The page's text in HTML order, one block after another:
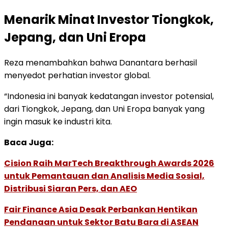
Menarik Minat Investor Tiongkok,
Jepang, dan Uni Eropa
Reza menambahkan bahwa Danantara berhasil
menyedot perhatian investor global.
“Indonesia ini banyak kedatangan investor potensial,
dari Tiongkok, Jepang, dan Uni Eropa banyak yang
ingin masuk ke industri kita.
Baca Juga:
Cision Raih MarTech Breakthrough Awards 2026
untuk Pemantauan dan Analisis Media Sosial,
Distribusi Siaran Pers, dan AEO
Fair Finance Asia Desak Perbankan Hentikan
Pendanaan untuk Sektor Batu Bara di ASEAN